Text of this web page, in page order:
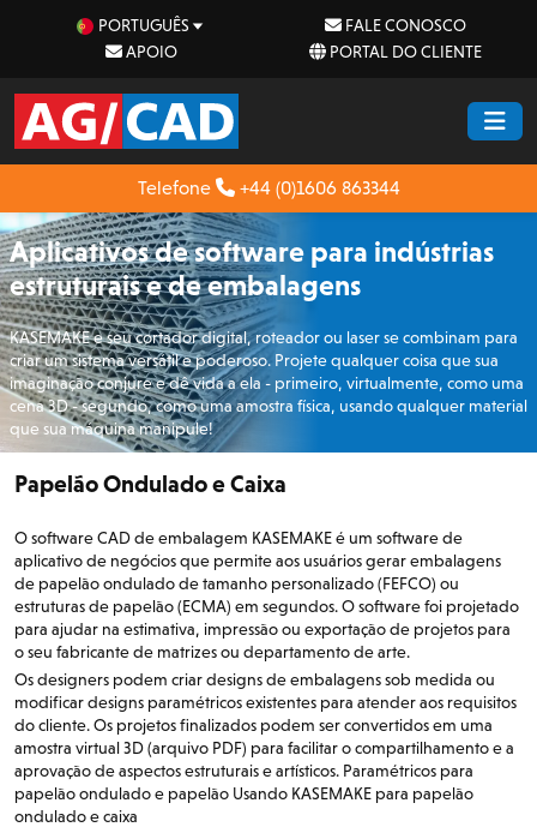
PORTUGUÊS
FALE CONOSCO
APOIO
PORTAL DO CLIENTE
Telefone +44 (0)1606 863344
Aplicativos de software para indústrias
estruturais e de embalagens
KASEMAKE e seu cortador digital, roteador ou laser se combinam para
criar um sistema versátil e poderoso. Projete qualquer coisa que sua
imaginação conjure e dê vida a ela - primeiro, virtualmente, como uma
cena 3D - segundo, como uma amostra física, usando qualquer material
que sua máquina manipule!
Papelão Ondulado e Caixa
O software CAD de embalagem KASEMAKE é um software de
aplicativo de negócios que permite aos usuários gerar embalagens
de papelão ondulado de tamanho personalizado (FEFCO) ou
estruturas de papelão (ECMA) em segundos. O software foi projetado
para ajudar na estimativa, impressão ou exportação de projetos para
o seu fabricante de matrizes ou departamento de arte.
Os designers podem criar designs de embalagens sob medida ou
modificar designs paramétricos existentes para atender aos requisitos
do cliente. Os projetos finalizados podem ser convertidos em uma
amostra virtual 3D (arquivo PDF) para facilitar o compartilhamento e a
aprovação de aspectos estruturais e artísticos. Paramétricos para
papelão ondulado e papelão Usando KASEMAKE para papelão
ondulado e caixa